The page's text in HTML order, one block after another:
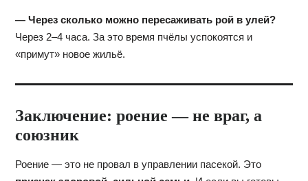
— Через сколько можно пересаживать рой в улей?
Через 2–4 часа. За это время пчёлы успокоятся и
«примут» новое жильё.
Заключение: роение — не враг, а
союзник
Роение — это не провал в управлении пасекой. Это